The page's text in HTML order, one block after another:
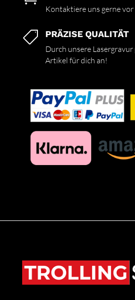
Kontaktiere uns gerne
 PRÄZISE QUALITÄT
Durch unsere
Artikel für dich an!